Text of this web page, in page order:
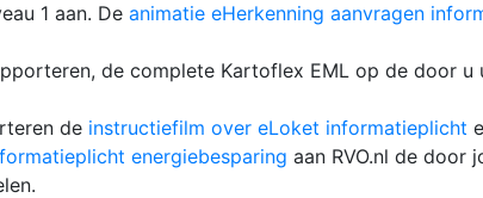
1 aan. De animatie eHerkenning aanvragen
de complete Kartoflex EML op de door u
de instructiefilm over eLoket informatieplicht
energiebesparing aan RVO.nl de door